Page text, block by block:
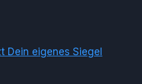
Dein eigenes Siegel